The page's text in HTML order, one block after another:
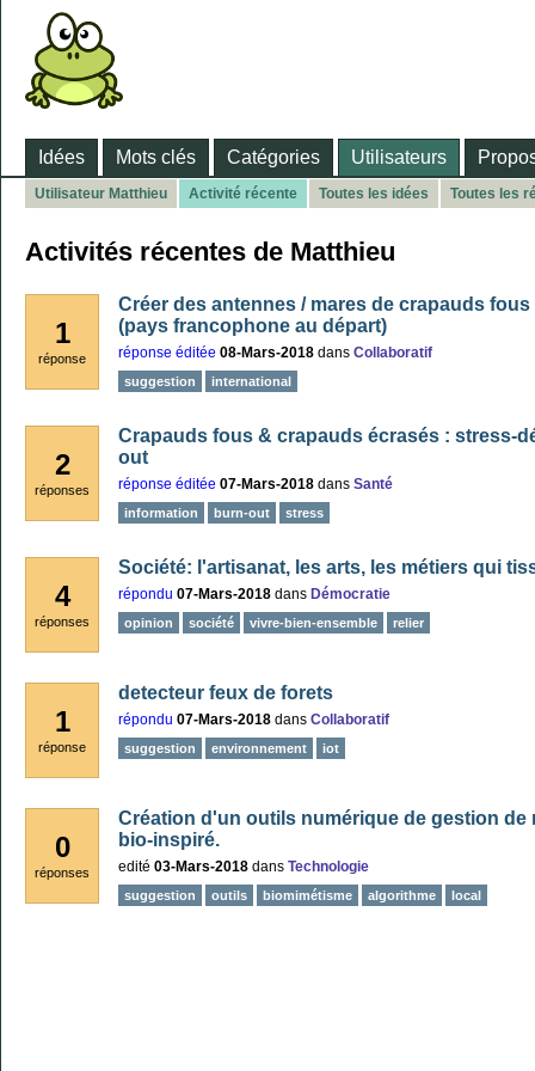
Idées Mots clés Catégories Utilisateurs
Utilisateur Matthieu Activité récente Toutes les idées Toutes les
Activités récentes de Matthieu
1
réponse
Créer des antennes / mares de crapauds fous
(pays francophone au départ)
réponse éditée 08-Mars-2018 dans Collaboratif
suggestion international
2
réponses
Crapauds fous & crapauds écrasés : stress-
out
réponse éditée 07-Mars-2018 dans Santé
information burn-out stress
4
réponses
Société: l'artisanat, les arts, les métiers qui
répondu 07-Mars-2018 dans Démocratie
opinion société vivre-bien-ensemble relier
1
réponse
detecteur feux de forets
répondu 07-Mars-2018 dans Collaboratif
suggestion environnement iot
0
réponses
Création d'un outils numérique de gestion de
bio-inspiré.
edité 03-Mars-2018 dans Technologie
suggestion outils biomimétisme algorithme local